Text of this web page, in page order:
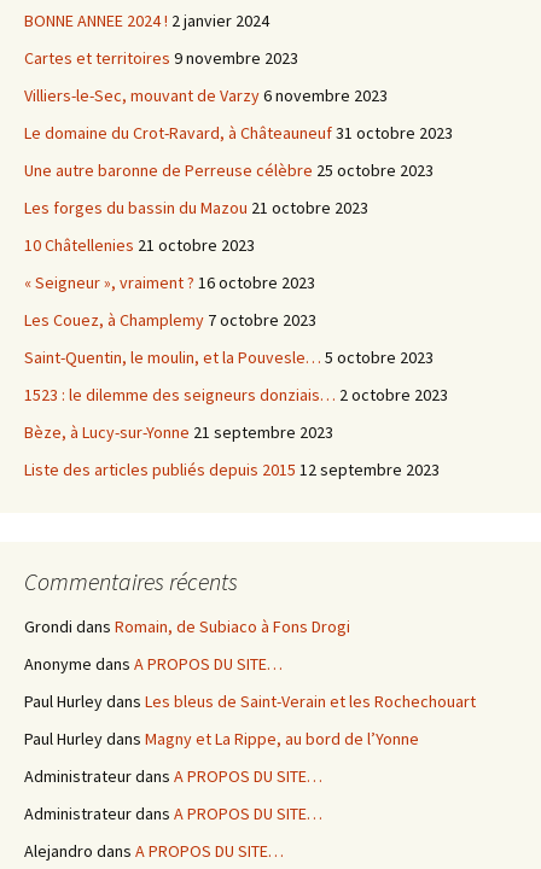
BONNE ANNEE 2024 ! 2 janvier 2024
Cartes et territoires 9 novembre 2023
Villiers-le-Sec, mouvant de Varzy6 novembre 2023
Le domaine du Crot-Ravard, à Châteauneuf31 octobre 2023
Une autre baronne de Perreuse célèbre 25 octobre 2023
Les forges du bassin du Mazou 21 octobre 2023
10 Châtellenies 21 octobre 2023
« Seigneur », vraiment ? 16 octobre 2023
Les Couez, à Champlemy 7 octobre 2023
Saint-Quentin, le moulin, et la Pouvesle… 5 octobre 2023
1523 : le dilemme des seigneurs donziais… 2 octobre 2023
Bèze, à Lucy-sur-Yonne 21 septembre 2023
Liste des articles publiés depuis 2015 12 septembre 2023
Commentaires récents
Grondi dans Romain, de Subiaco à Fons Drogi
Anonyme dans A PROPOS DU SITE…
Paul Hurleydans Les bleus de Saint-Verain et les Rochechouart
Paul Hurleydans Magny et La Rippe, au bord de l’Yonne
Administrateurdans A PROPOS DU SITE…
Administrateurdans A PROPOS DU SITE…
Alejandro dans A PROPOS DU SITE…